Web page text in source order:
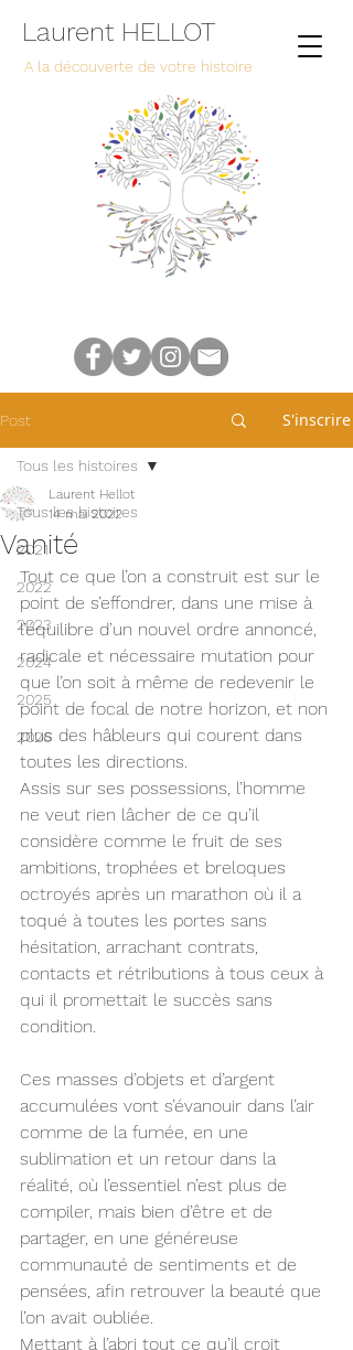
Laurent HELLOT
A la découverte de votre histoire
Post S'inscrire
Tous les histoires
2021
2022
2023
2024
2025
2026
Tous les histoires
Vanité
Laurent Hellot
14 mai 2022
Tout ce que l’on a construit est sur le
point de s’effondrer, dans une mise à
l’équilibre d’un nouvel ordre annoncé,
radicale et nécessaire mutation pour
que l’on soit à même de redevenir le
point de focal de notre horizon, et non
plus des hâbleurs qui courent dans
toutes les directions.
Assis sur ses possessions, l’homme
ne veut rien lâcher de ce qu’il
considère comme le fruit de ses
ambitions, trophées et breloques
octroyés après un marathon où il a
toqué à toutes les portes sans
hésitation, arrachant contrats,
contacts et rétributions à tous ceux à
qui il promettait le succès sans
condition.
Ces masses d’objets et d’argent
accumulées vont s’évanouir dans l’air
comme de la fumée, en une
sublimation et un retour dans la
réalité, où l’essentiel n’est plus de
compiler, mais bien d’être et de
partager, en une généreuse
communauté de sentiments et de
pensées, afin retrouver la beauté que
l’on avait oubliée.
Mettant à l’abri tout ce qu’il croit